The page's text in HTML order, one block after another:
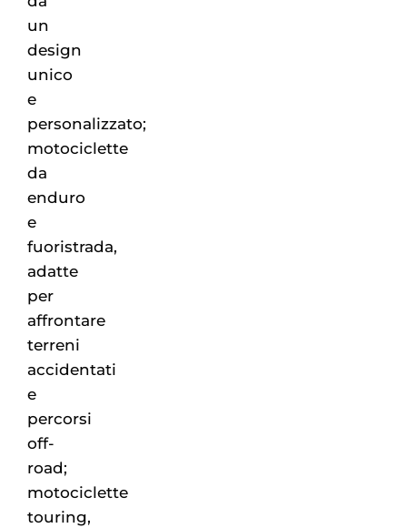
un
design
unico
e
personalizzato;
motociclette
da
enduro
e
fuoristrada,
adatte
per
affrontare
terreni
accidentati
e
percorsi
off-
road;
motociclette
touring,